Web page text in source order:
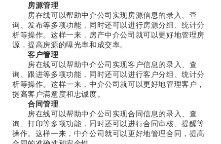
房源管理
房在线可以帮助中介公司实现房源信息的录入、查
询、发布等多项功能，同时还可以进行房源分组、统计分
析等操作。这样一来，房产中介公司就可以更好地管理房
源，提高房源的曝光率和成交率。
客户管理
房在线可以帮助中介公司实现客户信息的录入、查
询、跟进等多项功能，同时还可以进行客户分组、统计分
析等操作。这样一来，中介公司就可以更好地管理客户，
提高客户满意度和忠诚度。
合同管理
房在线可以帮助中介公司实现合同信息的录入、查
询、打印等多项功能，同时还可以进行合同审核、提醒等
操作。这样一来，中介公司就可以更好地管理合同，提高